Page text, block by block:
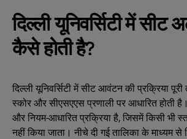
दिल्ली यूनिवर्सिटी में सीट
कैसे होती है?
दिल्ली यूनिवर्सिटी में सीट आवंटन की प्रक्रिया
स्कोर और सीएसएएस प्रणाली पर आधारित होती
और नियम-आधारित प्रक्रिया है, जिसमें किसी भी
नहीं किया जाता। नीचे दी गई तालिका के माध्यम से